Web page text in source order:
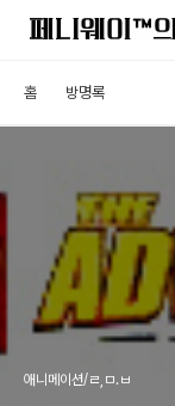
홈 방명록
애니메이션/ㄹ,ㅁ.ㅂ